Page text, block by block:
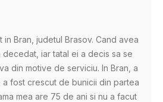
in Bran, judetul Brasov. Cand avea
decedat, iar tatal ei a decis sa se
din motive de serviciu. In Bran, a
fost crescut de bunicii din partea
mea are 75 de ani si nu a facut